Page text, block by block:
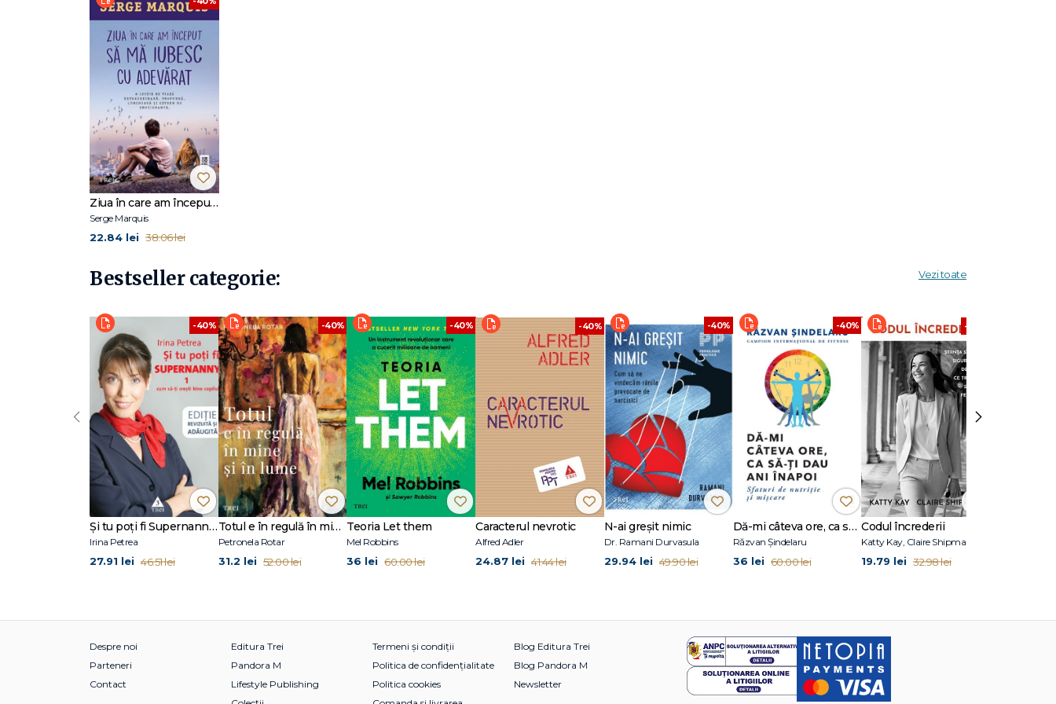
Medic specialist în sănătate mintală, dr. Serge Marquis acordă un interes deosebit stresului și epuizării profesionale și susține sute de
conferințe în întreaga lume. A înființat T.O.R.T.U.E. (Organisation pour Réduire les Tensions et l'Usure dans les Entreprises) — propria
companie de consultanță în domeniul sănătății mintale la locul de muncă. A publicat
mai multe volume de dezvoltare personală, care s-au bucurat de mare succes.
La Editura Trei, a apărut primul său roman, bestsellerul Ziua în care am început să mă iubesc cu adevărat.
Ziua în care am început să mă iubesc cu adevărat
Serge Marquis
22.84 lei 38.06 lei
Bestseller categorie: Vezi toate
-40%
Şi tu poţi fi Supernanny 1
Irina Petrea
27.91 lei 46.51 lei
-40%
Totul e în regulă în mine și în lume
Petronela Rotar
31.2 lei 52.00 lei
-40%
Teoria Let them
Mel Robbins
36 lei 60.00 lei
-40%
Caracterul nevrotic
Alfred Adler
24.87 lei 41.44 lei
-40%
N-ai greșit nimic
Dr. Ramani Durvasula
29.94 lei 49.90 lei
-40%
Dă-mi câteva ore, ca să-ţi dau ani înapoi
Răzvan Șindelaru
36 lei 60.00 lei
-40%
Codul încrederii
Katty Kay, Claire Shipman
19.79 lei 32.98 lei
‹ ›
Despre noi
Parteneri
Contact
Editura Trei
Pandora M
Lifestyle Publishing
Termeni și condiții
Politica de confidențialitate
Politica cookies
Blog Editura Trei
Blog Pandora M
Newsletter